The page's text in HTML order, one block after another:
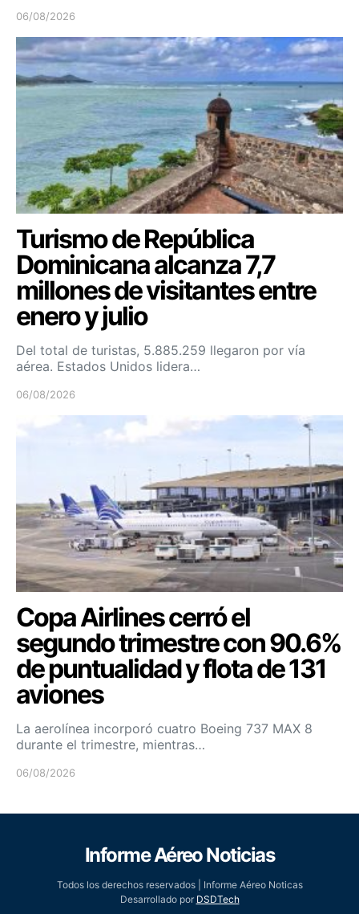
06/08/2026
Turismo de República
Dominicana alcanza 7,7
millones de visitantes entre
enero y julio
Del total de turistas, 5.885.259 llegaron por vía
aérea. Estados Unidos lidera…
06/08/2026
Copa Airlines cerró el
segundo trimestre con 90.6%
de puntualidad y flota de 131
aviones
La aerolínea incorporó cuatro Boeing 737 MAX 8
durante el trimestre, mientras…
06/08/2026
Informe Aéreo Noticias
Todos los derechos reservados | Informe Aéreo Noticas
Desarrollado por DSDTech